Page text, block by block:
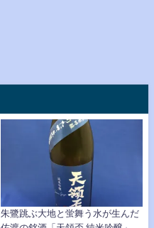
朱鷺跳ぶ大地と蛍舞う水が生んだ